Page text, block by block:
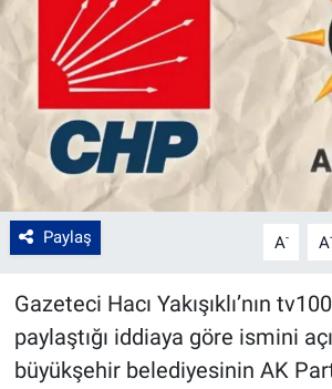
Paylaş A- A
Gazeteci Hacı Yakışıklı’nın
paylaştığı iddiaya göre ismini
büyükşehir belediyesinin AK